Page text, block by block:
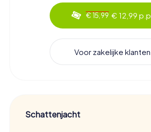
€ 15,99 € 12,99 p.p.
Voor zakelijke klanten
Schattenjacht